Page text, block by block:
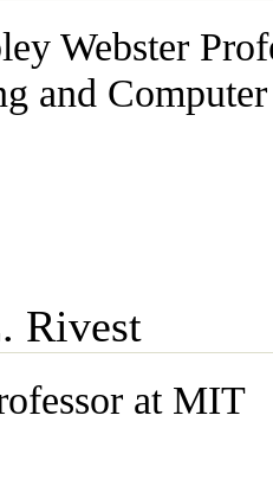
Webster
and
Rivest
at MIT